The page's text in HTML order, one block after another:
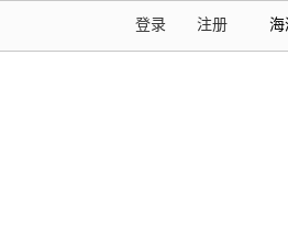
海
注册
登录